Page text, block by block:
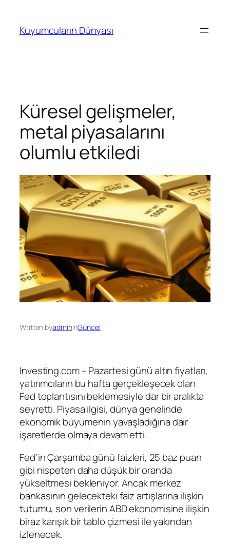
Kuyumcuların Dünyası
Küresel gelişmeler,
metal piyasalarını
olumlu etkiledi
Written byadmininGüncel
Investing.com – Pazartesi günü altın fiyatları,
yatırımcıların bu hafta gerçekleşecek olan
Fed toplantısını beklemesiyle dar bir aralıkta
seyretti. Piyasa ilgisi, dünya genelinde
ekonomik büyümenin yavaşladığına dair
işaretlerde olmaya devam etti.
Fed’in Çarşamba günüfaizleri, 25 baz puan
gibi nispeten daha düşük bir oranda
yükseltmesi bekleniyor. Ancak merkez
bankasının gelecekteki faiz artışlarına ilişkin
tutumu, son verilerin ABD ekonomisine ilişkin
biraz karışık bir tablo çizmesi ile yakından
izlenecek.